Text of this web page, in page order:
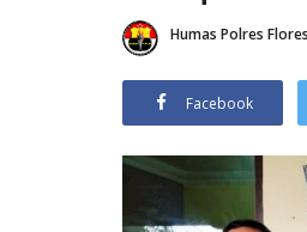
Humas Polres
Facebook